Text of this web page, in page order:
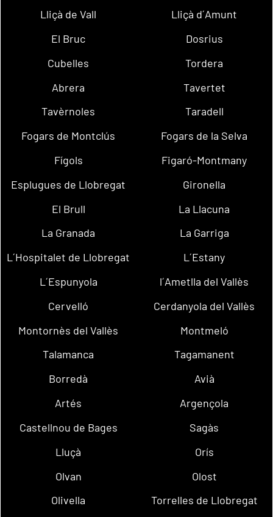
Lliçà de Vall
Lliçà d´Amunt
El Bruc
Dosrius
Cubelles
Tordera
Abrera
Tavertet
Tavèrnoles
Taradell
Fogars de Montclús
Fogars de la Selva
Fígols
Figaró-Montmany
Esplugues de Llobregat
Gironella
El Brull
La Llacuna
La Granada
La Garriga
L´Hospitalet de Llobregat
L´Estany
L´Espunyola
l´Ametlla del Vallès
Cervelló
Cerdanyola del Vallès
Montornès del Vallès
Montmeló
Talamanca
Tagamanent
Borredà
Avià
Artés
Argençola
Castellnou de Bages
Sagàs
Lluçà
Orís
Olvan
Olost
Olivella
Torrelles de Llobregat